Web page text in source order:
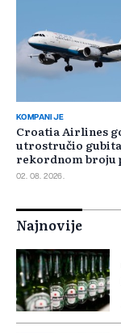
KOMPANIJE
Croatia Airlines
utrostručio
rekordnom broju
02. 08. 2026.
Najnovije